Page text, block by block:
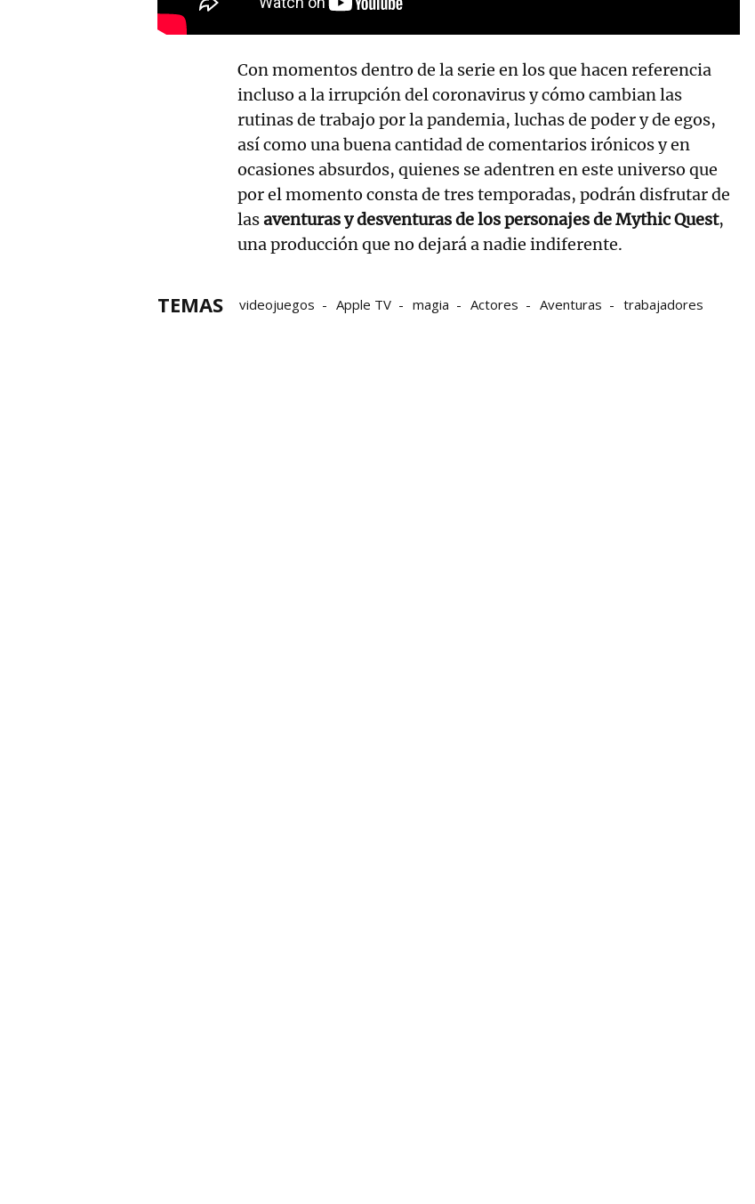
Con momentos dentro de la serie en los que hacen referencia
incluso a la irrupción del coronavirus y cómo cambian las
rutinas de trabajo por la pandemia, luchas de poder y de egos,
así como una buena cantidad de comentarios irónicos y en
ocasiones absurdos, quienes se adentren en este universo que
por el momento consta de tres temporadas, podrán disfrutar de
lasaventuras y desventuras de los personajes de Mythic Quest,
una producción que no dejará a nadie indiferente.
TEMAS videojuegos Apple TV magia Actores Aventuras trabajadores